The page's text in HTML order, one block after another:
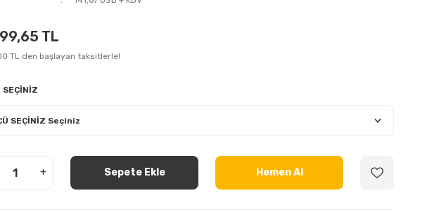
TL
TL den başlayan taksitlerle!
SEÇİNİZ
+ Sepete Ekle Hemen Al